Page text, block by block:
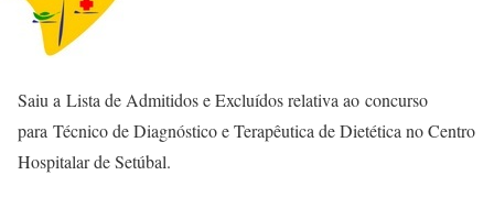
Saiu a Lista de Admitidos e Excluídos relativa ao concurso
para Técnico de Diagnóstico e Terapêutica de Dietética no Centro
Hospitalar de Setúbal.